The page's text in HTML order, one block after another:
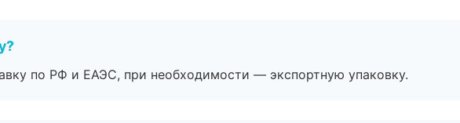
по РФ и ЕАЭС, при необходимости — экспортную упаковку.